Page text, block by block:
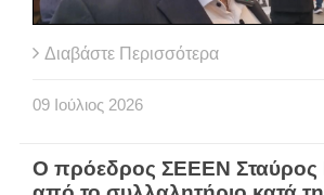
Διαβάστε Περισσότερα
09 Ιούλιος 2026
Ο πρόεδρος ΣΕΕΕΝ Σταύρος